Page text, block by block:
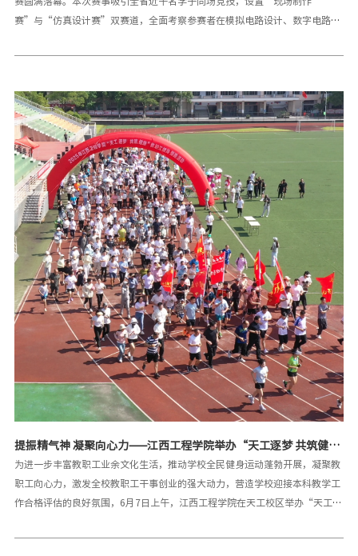
赛”与“仿真设计赛”双赛道，全面考察参赛者在模拟电路设计、数字电路开
程学院电子信息工程学院派出的57名选手表现亮眼，以14项一等奖、15项二
功底与创新思维，在电路设计与系统开发环节沉着应战，充分展现了当代大学
生的科创风采。优异成绩的背后，是师生团队的不懈付出。学校领导和学院院
长邹小金多次亲临训练现场指导，激励选手传承江工 “精益求精”的赛事文
化，指导教师张常友、刘洋等利用晚自习、周末及五一假期开展强化训练，
以“以赛促学”的理念打磨选手技能，为备赛工作提供全方位支持。此次竞赛
不仅提升了学生的专业实践能力，更深化了“产教融合”的育人理念。江西工
程学院以赛育人的举措，正持续书写着赣鄱大地电子信息人才培养的新篇章。
一审：邹小金二审：何 凯三审：于永清
提振精气神 凝聚向心力——江西工程学院举办“天工逐梦 共筑健
康”教职工健身慢跑活动
为进一步丰富教职工业余文化生活，推动学校全民健身运动蓬勃开展，凝聚教
职工向心力，激发全校教职工干事创业的强大动力，营造学校迎接本科教学工
作合格评估的良好氛围，6月7日上午，江西工程学院在天工校区举办“天工逐
记、校长刘新跃，党委副书记、副校长冯赟，党委委员、副校长黄海军，党委